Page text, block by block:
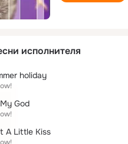
исполнителя
holiday
God
A Little Kiss